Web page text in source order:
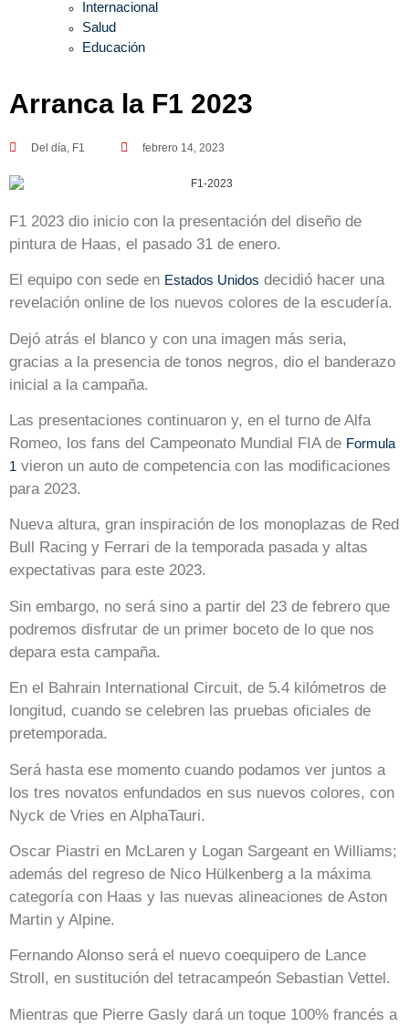
Internacional
Salud
Educación
Arranca la F1 2023
Del día, F1 febrero 14, 2023
F1 2023 dio inicio con la presentación del diseño de
pintura de Haas, el pasado 31 de enero.
El equipo con sede en Estados Unidos decidió hacer una
revelación online de los nuevos colores de la escudería.
Dejó atrás el blanco y con una imagen más seria,
gracias a la presencia de tonos negros, dio el banderazo
inicial a la campaña.
Las presentaciones continuaron y, en el turno de Alfa
Romeo, los fans del Campeonato Mundial FIA de Formula
1 vieron un auto de competencia con las modificaciones
para 2023.
Nueva altura, gran inspiración de los monoplazas de Red
Bull Racing y Ferrari de la temporada pasada y altas
expectativas para este 2023.
Sin embargo, no será sino a partir del 23 de febrero que
podremos disfrutar de un primer boceto de lo que nos
depara esta campaña.
En el Bahrain International Circuit, de 5.4 kilómetros de
longitud, cuando se celebren las pruebas oficiales de
pretemporada.
Será hasta ese momento cuando podamos ver juntos a
los tres novatos enfundados en sus nuevos colores, con
Nyck de Vries en AlphaTauri.
Oscar Piastri en McLaren y Logan Sargeant en Williams;
además del regreso de Nico Hülkenberg a la máxima
categoría con Haas y las nuevas alineaciones de Aston
Martin y Alpine.
Fernando Alonso será el nuevo coequipero de Lance
Stroll, en sustitución del tetracampeón Sebastian Vettel.
Mientras que Pierre Gasly dará un toque 100% francés a